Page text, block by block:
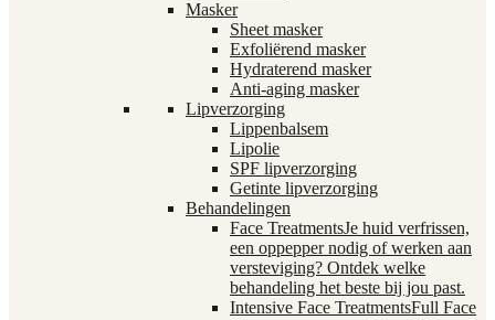
Masker
Sheet masker
Exfoliërend masker
Hydraterend masker
Anti-aging masker
Lipverzorging
Lippenbalsem
Lipolie
SPF lipverzorging
Getinte lipverzorging
Behandelingen
Face TreatmentsJe huid verfrissen,
een oppepper nodig of werken aan
versteviging? Ontdek welke
behandeling het beste bij jou past.
Intensive Face TreatmentsFull Face